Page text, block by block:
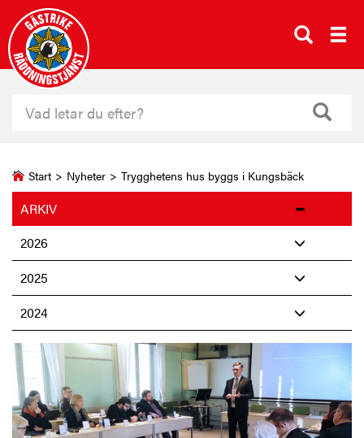
Start > Nyheter > Trygghetens hus byggs i Kungsbäck
ARKIV
2026
2025
2024